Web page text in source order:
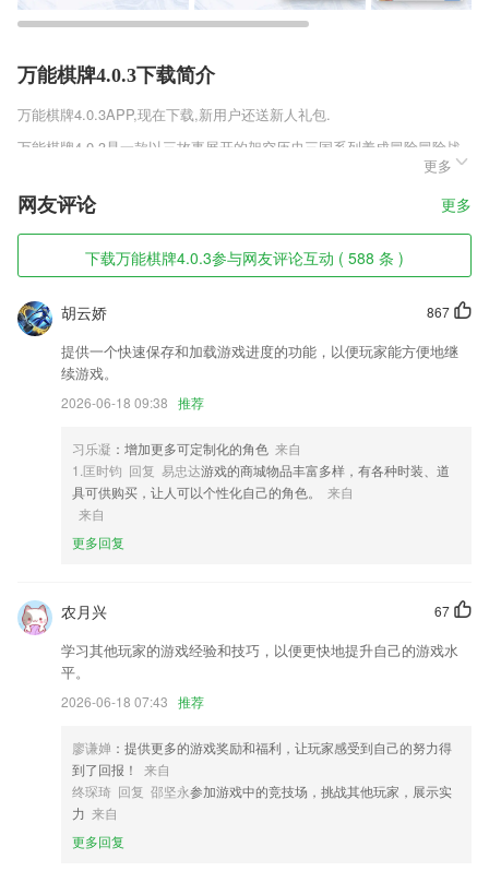
万能棋牌4.0.3下载简介
万能棋牌4.0.3APP,现在下载,新用户还送新人礼包.
万能棋牌4.0.3是一款以三故事展开的架空历史三国系列养成冒险冒险战
争策略手游，你将成为唯一一个穿越到东汉时期的人物，在三国尚未建立
起来之前建立起自己的国度，一同抵御敌人的进攻，收集被埋没在人海中
的各种强大的武将，在这里展开你的征服世界之旅，强大的世界版图等你
收集，轻松治国展现你的实力。
万能棋牌4.0.3软件特色
1,【全本书库】致力于全网海量的免费阅读书架综合汇聚，无广告无干
扰。
2,提供了本地圈子论坛，可以在线与其他网友互动聊天，一起畅谈生活趣
3,消息列表，今日头条每日热点推送
4,这样在发图的时候也可以自主修图，还可以拼出不错的九宫格图片。
5,多家门店同时在线,管理一手掌握
6,从公司代理保险品牌的产品说明、客户档案管理、计划书制作到在线投
保、核心系统查询服务，全面提高2265个人及团队保险事业整体效益！
1.· 覆盖年级：小学、初中、高中
2.才是你真正的美术朋友圈,一个属于美术圈真正的沟通平台等你来吐槽
3.随时随地在线进行学习辅导
4.解析全：最全的化学作业，覆盖学科90%以上的课本练习册解析
5.制定复习计划，主动感知学习进度，激活复习计划后激励同学自主学
6.输入核心关键词之后可在题库之中找到合适的内容和试题。
万能棋牌4.0.3更新了什么?
更多
网友评论 更多
下载万能棋牌4.0.3参与网友评论互动 ( 588 条 )
867
胡云娇
提供一个快速保存和加载游戏进度的功能，以便玩家能方便地继
续游戏。
2026-06-18 09:38 推荐
习乐凝 ：增加更多可定制化的角色 来自
1.匡时钧 回复 易忠达游戏的商城物品丰富多样，有各种时装、道
具可供购买，让人可以个性化自己的角色。
来自
来自
更多回复
67
农月兴
学习其他玩家的游戏经验和技巧，以便更快地提升自己的游戏水
平。
2026-06-18 07:43 推荐
廖谦婵 ：提供更多的游戏奖励和福利，让玩家感受到自己的努力得
到了回报！
来自
终琛琦 回复 邵坚永参加游戏中的竞技场，挑战其他玩家，展示实
力 来自
更多回复